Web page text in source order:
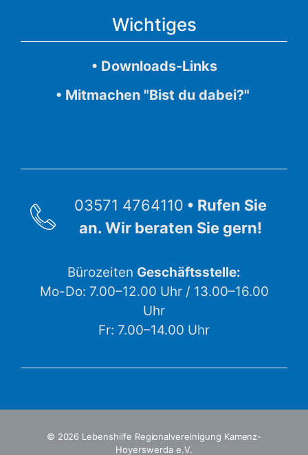
Wichtiges
• Downloads-Links
• Mitmachen "Bist du dabei?"
03571 4764110 • Rufen Sie
an. Wir beraten Sie gern!
Bürozeiten Geschäftsstelle:
Mo-Do: 7.00–12.00 Uhr / 13.00–16.00
Uhr
Fr: 7.00–14.00 Uhr
© 2026 Lebenshilfe Regionalvereinigung Kamenz-
Hoyerswerda e.V.